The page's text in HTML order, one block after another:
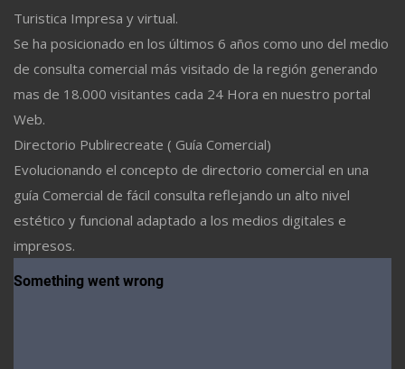
Turistica Impresa y virtual.
Se ha posicionado en los últimos 6 años como uno del medio
de consulta comercial más visitado de la región generando
mas de 18.000 visitantes cada 24 Hora en nuestro portal
Web.
Directorio Publirecreate ( Guía Comercial)
Evolucionando el concepto de directorio comercial en una
guía Comercial de fácil consulta reflejando un alto nivel
estético y funcional adaptado a los medios digitales e
impresos.